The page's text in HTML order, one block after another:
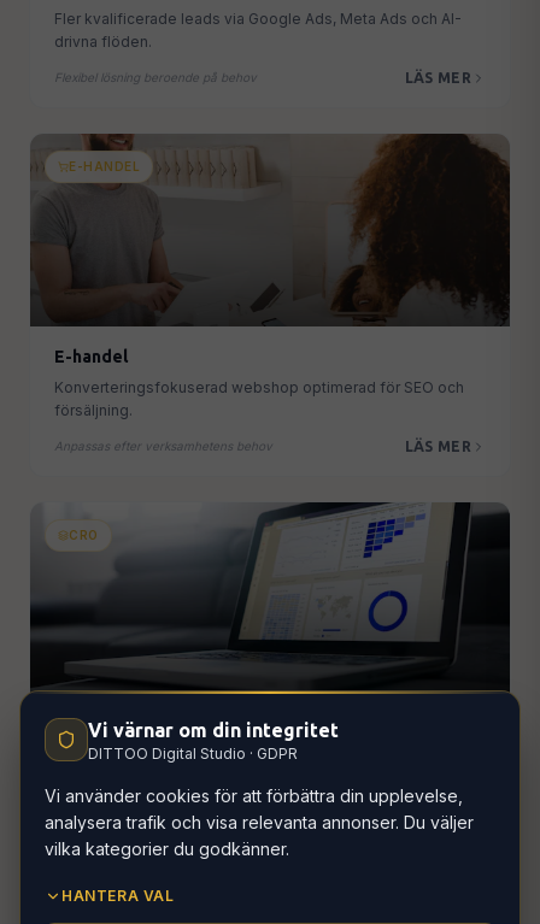
Fler kvalificerade leads via Google Ads, Meta Ads och AI-
drivna flöden.
Flexibel lösning beroende på behov LÄS MER
E-HANDEL
E-handel
Konverteringsfokuserad webshop optimerad för SEO och
försäljning.
Anpassas efter verksamhetens behov LÄS MER
CRO
Konverteringsoptimering
Fler kunder från den trafik du redan har. Datadriven UX och
Pris varierar beroende på omfattning LÄS MER
BRANDING
Vi värnar om din integritet
DITTOO Digital Studio · GDPR
Vi använder cookies för att förbättra din upplevelse,
analysera trafik och visa relevanta annonser. Du väljer
vilka kategorier du godkänner.
HANTERA VAL